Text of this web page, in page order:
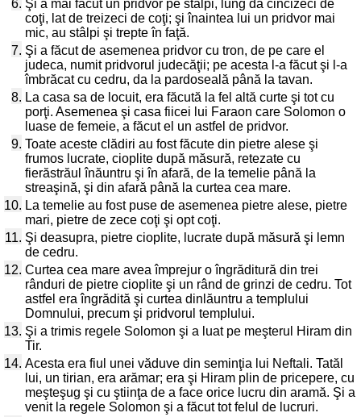
6. Şi a mai făcut un pridvor pe stâlpi, lung da cincizeci de
coţi, lat de treizeci de coţi; şi înaintea lui un pridvor mai
mic, au stâlpi şi trepte în faţă.
7. Şi a făcut de asemenea pridvor cu tron, de pe care el
judeca, numit pridvorul judecăţii; pe acesta l-a făcut şi l-a
îmbrăcat cu cedru, da la pardoseală până la tavan.
8. La casa sa de locuit, era făcută la fel altă curte şi tot cu
porţi. Asemenea şi casa fiicei lui Faraon care Solomon o
luase de femeie, a făcut el un astfel de pridvor.
9. Toate aceste clădiri au fost făcute din pietre alese şi
frumos lucrate, cioplite după măsură, retezate cu
fierăstrăul înăuntru şi în afară, de la temelie până la
streaşină, şi din afară până la curtea cea mare.
10. La temelie au fost puse de asemenea pietre alese, pietre
mari, pietre de zece coţi şi opt coţi.
11. Şi deasupra, pietre cioplite, lucrate după măsură şi lemn
de cedru.
12. Curtea cea mare avea împrejur o îngrăditură din trei
rânduri de pietre cioplite şi un rând de grinzi de cedru. Tot
astfel era îngrădită şi curtea dinlăuntru a templului
Domnului, precum şi pridvorul templului.
13. Şi a trimis regele Solomon şi a luat pe meşterul Hiram din
Tir.
14. Acesta era fiul unei văduve din seminţia lui Neftali. Tatăl
lui, un tirian, era arămar; era şi Hiram plin de pricepere, cu
meşteşug şi cu ştiinţa de a face orice lucru din aramă. Şi a
venit la regele Solomon şi a făcut tot felul de lucruri.